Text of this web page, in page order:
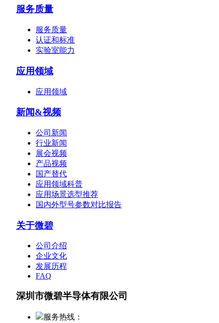
服务质量
服务质量
认证和标准
实验室能力
应用领域
应用领域
新闻&视频
公司新闻
行业新闻
展会视频
产品视频
国产替代
应用领域科普
应用场景选型推荐
国内外型号参数对比报告
关于微碧
公司介绍
企业文化
发展历程
FAQ
深圳市微碧半导体有限公司
服务热线：